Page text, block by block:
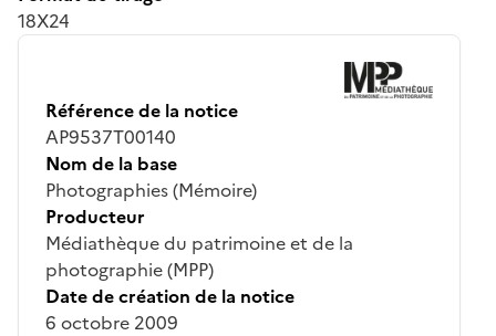
18X24
Référence de la notice
AP9537T00140
Nom de la base
Photographies (Mémoire)
Producteur
Médiathèque du patrimoine et de la
photographie (MPP)
Date de création de la notice
6 octobre 2009